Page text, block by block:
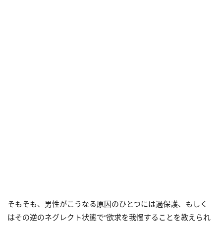
そもそも、男性がこうなる原因のひとつには過保護、もしく
はその逆のネグレクト状態で“欲求を我慢することを教えられ